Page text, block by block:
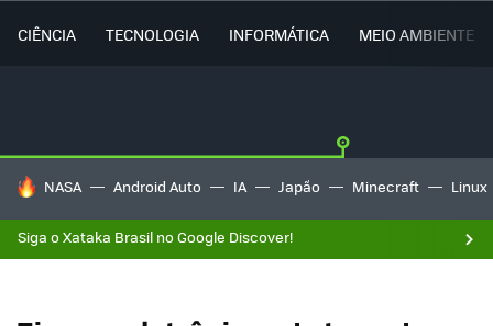
CIÊNCIA TECNOLOGIA INFORMÁTICA MEIO AMBIENTE
TENDÊNCIAS DO DIA
NASA Android Auto IA Japão Minecraft Linux
Siga o Xataka Brasil no Google Discover!